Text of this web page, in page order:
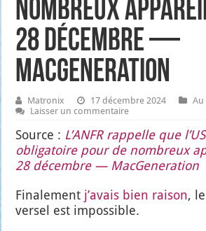
nombreux
28 décembre —
MacGeneration
Matronix 17 décembre 2024
Au
Laisser un commentaire
Source : L’ANFR rap­pelle que
obli­ga­toire pour de nom­breux
28 décembre — Mac­Ge­ne­ra­tion
Fina­le­ment j’a­vais bien rai­son,
ver­sel est impos­sible.